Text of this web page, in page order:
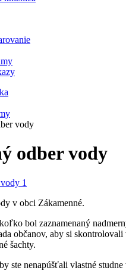
vody
odber vody
v obci Zákamenné.
bol zaznamenaný
občanov, aby si
šachty.
ste nenapúšťali vlastné studne